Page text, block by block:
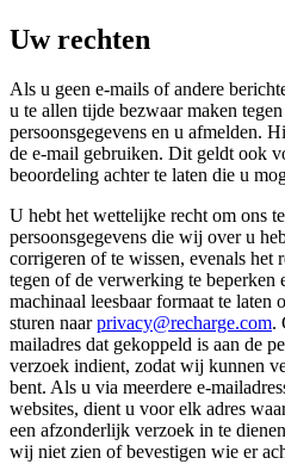
Uw rechten
Als u geen e-mails of andere
u te allen tijde bezwaar maken
persoonsgegevens en u afmelden.
de e-mail gebruiken. Dit geldt ook
beoordeling achter te laten die u
U hebt het wettelijke recht om ons
persoonsgegevens die wij over u
corrigeren of te wissen, evenals het
tegen of de verwerking te beperken
machinaal leesbaar formaat te laten
sturen naarprivacy@recharge.com.
mailadres dat gekoppeld is aan de
verzoek indient, zodat wij kunnen
bent. Als u via meerdere e-
websites, dient u voor elk adres
een afzonderlijk verzoek in te
wij niet zien of bevestigen wie er